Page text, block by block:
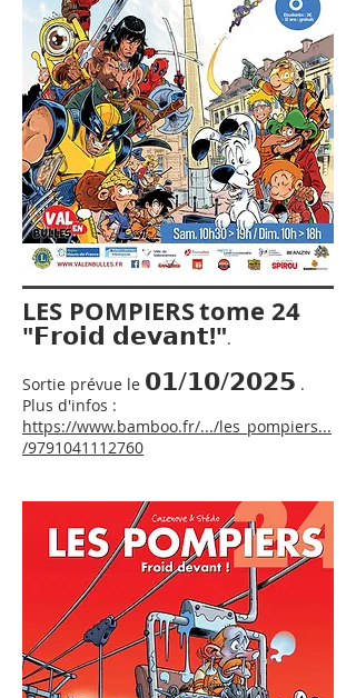
LES POMPIERStome 24
"𝗙𝗿𝗼𝗶𝗱 𝗱𝗲𝘃𝗮𝗻𝘁!".
Sortie prévue le 𝟬𝟭/𝟭𝟬/𝟮𝟬𝟮𝟱 .
Plus d'infos :
https://www.bamboo.fr/.../les_pompiers...
/9791041112760